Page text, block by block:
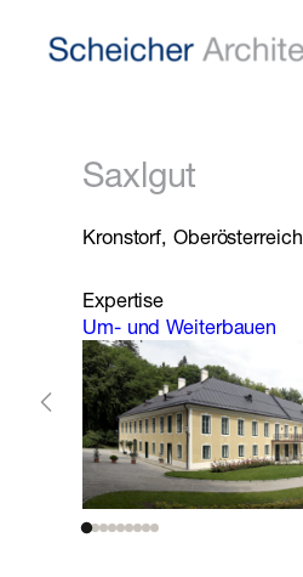
Inhalt
Saxlgut
Kronstorf, Oberösterreich
Expertise
Um- und Weiterbauen